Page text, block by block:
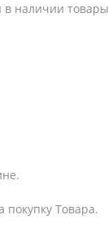
наличии
Товара.